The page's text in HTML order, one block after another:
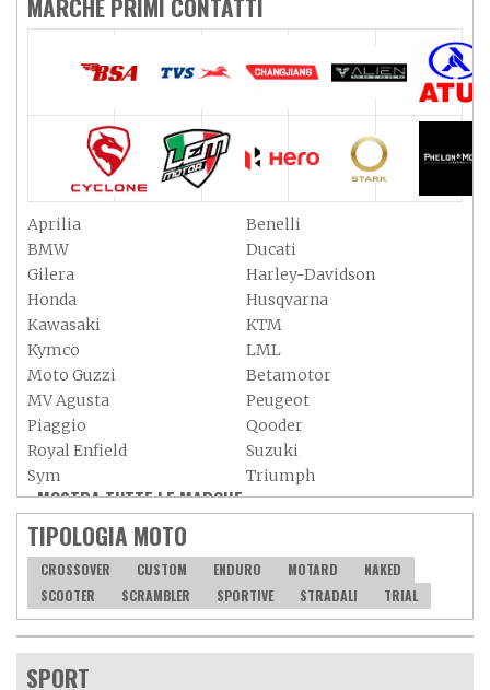
Aprilia
Benelli
BMW
Ducati
Gilera
Harley-Davidson
Honda
Husqvarna
Kawasaki
KTM
Kymco
LML
Moto Guzzi
Betamotor
MV Agusta
Peugeot
Piaggio
Qooder
Royal Enfield
Suzuki
Sym
Triumph
Vespa
Yamaha
Adiva
Aeon
Axy
Baotian
MOSTRA TUTTE LE MARCHE »
TIPOLOGIA MOTO
CROSSOVER CUSTOM ENDURO MOTARD
NAKED
SCOOTER
SCRAMBLER SPORTIVE STRADALI TRIAL
SPORT